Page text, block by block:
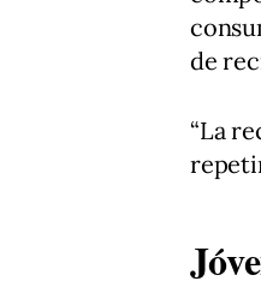
de
“La